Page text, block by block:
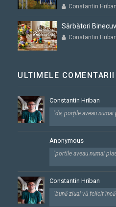
Constantin Hriban
Sărbători
Constantin Hriban
ULTIMELE COMENTARII
Constantin Hriban
"da, porțile aveau
Anonymous
"portile aveau numai
Constantin Hriban
"bună ziua! vă felicit